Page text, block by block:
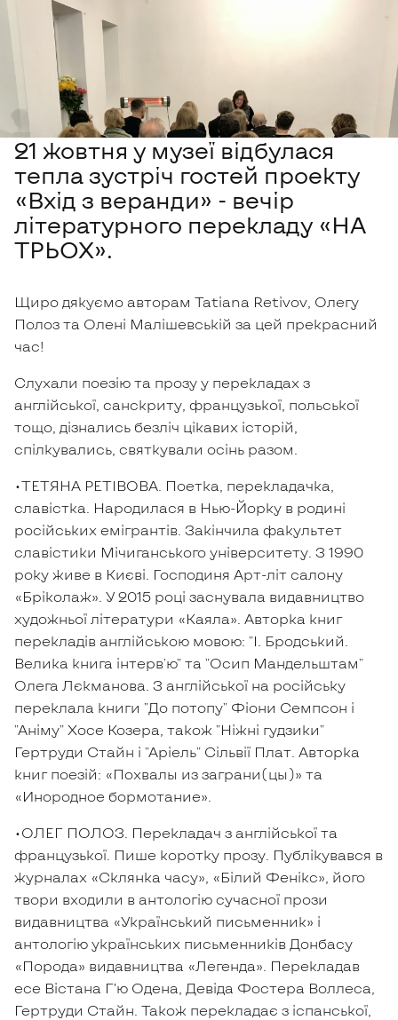
21 жовтня у музеї відбулася
тепла зустріч гостей проекту
«Вхід з веранди» - вечір
літературного перекладу «НА
ТРЬОХ».
Щиро дякуємо авторам Tatiana Retivov, Олегу
Полоз та Олені Малішевській за цей прекрасний
час!
Слухали поезію та прозу у перекладах з
англійської, санскриту, французької, польської
тощо, дізнались безліч цікавих історій,
спілкувались, святкували осінь разом.
•ТЕТЯНА РЕТІВОВА. Поетка, перекладачка,
славістка. Народилася в Нью-Йорку в родині
російських емігрантів. Закінчила факультет
славістики Мічиганського університету. З 1990
року живе в Києві. Господиня Арт-літ салону
«Бріколаж». У 2015 році заснувала видавництво
художньої літератури «Каяла». Авторка книг
перекладів англійською мовою: "І. Бродський.
Велика книга інтерв'ю" та "Осип Мандельштам"
Олега Лєкманова. З англійської на російську
переклала книги "До потопу" Фіони Семпсон і
"Аніму" Хосе Козера, також "Ніжні гудзики"
Гертруди Стайн і "Аріель" Сільвії Плат. Авторка
книг поезій: «Похвалы из заграни(цы)» та
«Инородное бормотание».
•ОЛЕГ ПОЛОЗ. Перекладач з англійської та
французької. Пише коротку прозу. Публікувався в
журналах «Склянка часу», «Білий Фенікс», його
твори входили в антологію сучасної прози
видавництва «Український письменник» і
антологію українських письменників Донбасу
«Порода» видавництва «Легенда». Перекладав
есе Вістана Г’ю Одена, Девіда Фостера Воллеса,
Гертруди Стайн. Також перекладає з іспанської,